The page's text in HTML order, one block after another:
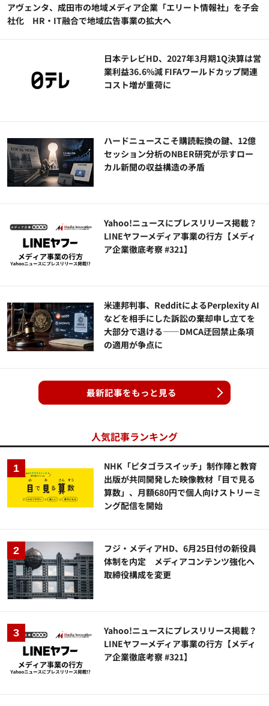
アヴェンタ、成田市の地域メディア企業「エリート情報社」を子会
社化 HR・IT融合で地域広告事業の拡大へ
日本テレビHD、2027年3月期1Q決算は営
業利益36.6%減 FIFAワールドカップ関連
コスト増が重荷に
ハードニュースこそ購読転換の鍵、12億
セッション分析のNBER研究が示すロー
カル新聞の収益構造の矛盾
Yahoo!ニュースにプレスリリース掲載？
LINEヤフーメディア事業の行方【メディ
ア企業徹底考察 #321】
米連邦判事、RedditによるPerplexity AI
などを相手にした訴訟の棄却申し立てを
大部分で退ける——DMCA迂回禁止条項
の適用が争点に
最新記事をもっと見る
人気記事ランキング
NHK「ピタゴラスイッチ」制作陣と教育
出版が共同開発した映像教材「目で見る
算数」、月額680円で個人向けストリーミ
ング配信を開始
フジ・メディアHD、6月25日付の新役員
体制を内定 メディアコンテンツ強化へ
取締役構成を変更
Yahoo!ニュースにプレスリリース掲載？
LINEヤフーメディア事業の行方【メディ
ア企業徹底考察 #321】